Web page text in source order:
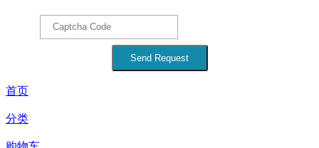
首页
分类